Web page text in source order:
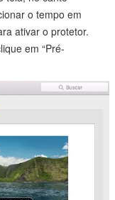
o tempo em
ativar o protetor.
em “Pré-